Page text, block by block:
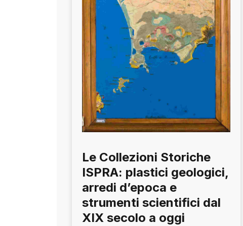
Le Collezioni Storiche
ISPRA: plastici geologici,
arredi d’epoca e
strumenti scientifici dal
XIX secolo a oggi